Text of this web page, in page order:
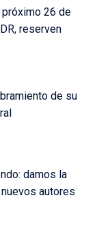
26 de
reserven
de su
damos la
autores